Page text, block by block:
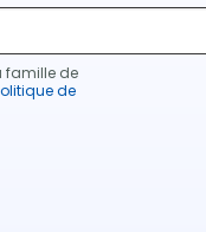
famille de
de